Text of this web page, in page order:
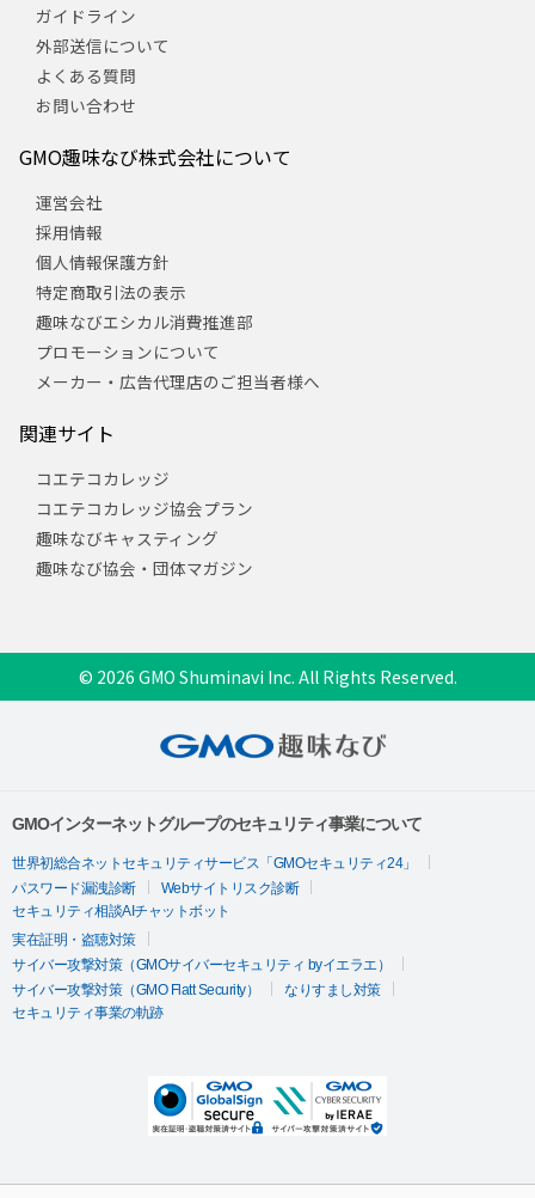
ガイドライン
外部送信について
よくある質問
お問い合わせ
GMO趣味なび株式会社について
運営会社
採用情報
個人情報保護方針
特定商取引法の表示
趣味なびエシカル消費推進部
プロモーションについて
メーカー・広告代理店のご担当者様へ
関連サイト
コエテコカレッジ
コエテコカレッジ協会プラン
趣味なびキャスティング
趣味なび協会・団体マガジン
© 2026 GMO Shuminavi Inc. All Rights Reserved.